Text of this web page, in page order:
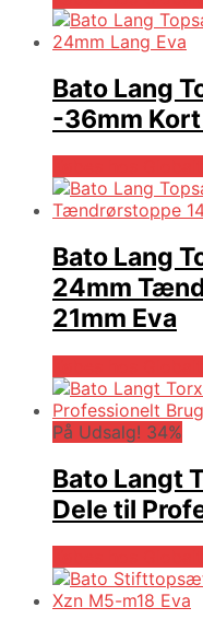
Bato Lang
-36mm
Bato Lang
24mm
21mm Eva
På Udsalg! 34%
Bato Langt
Dele til